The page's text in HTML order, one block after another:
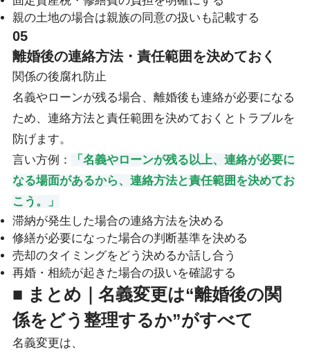
親の土地の場合は親族の同意の扱いも記載する
05
離婚後の連絡方法・責任範囲を決めておく
関係の後腐れ防止
名義やローンが残る場合、離婚後も連絡が必要になる
ため、連絡方法と責任範囲を決めておくとトラブルを
防げます。
言い方例：
「名義やローンが残る以上、連絡が必要に
なる場面があるから、連絡方法と責任範囲を決めてお
こう。」
滞納が発生した場合の連絡方法を決める
修繕が必要になった場合の判断基準を決める
売却のタイミングをどう決めるか話し合う
再婚・相続が起きた場合の扱いを確認する
■ まとめ｜名義変更は“離婚後の関
係をどう整理するか”がすべて
名義変更は、